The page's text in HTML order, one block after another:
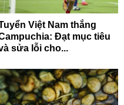
Việt Nam thắng
Đạt mục tiêu
sửa lỗi cho...